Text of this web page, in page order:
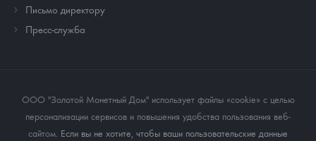
Письмо директору
Пресс-служба
ООО "Золотой Монетный Дом" использует файлы «cookie» с целью
персонализации сервисов и повышения удобства пользования веб-
сайтом. Если вы не хотите, чтобы ваши пользовательские данные